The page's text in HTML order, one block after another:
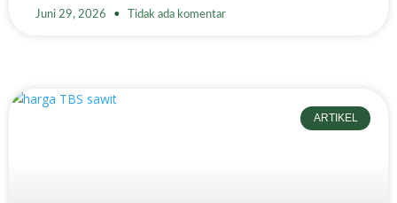
Juni 29, 2026 Tidak ada komentar
ARTIKEL